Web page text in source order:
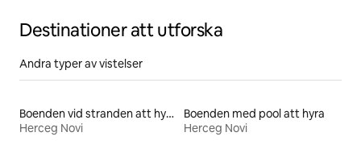
Destinationer att utforska
Andra typer av vistelser
Boenden vid stranden att hyra
Herceg Novi
Boenden med pool att hyra
Herceg Novi